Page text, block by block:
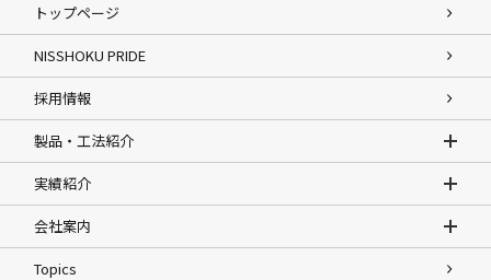
トップページ
NISSHOKU PRIDE
採用情報
製品・工法紹介
実績紹介
会社案内
Topics